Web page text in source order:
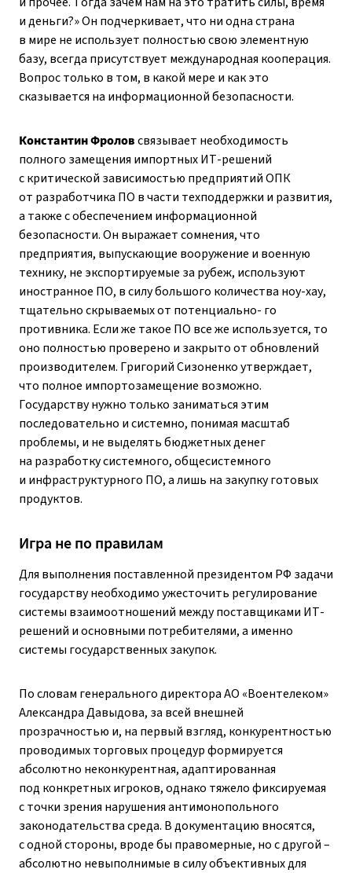
и деньги?» Он подчеркивает, что ни одна страна
в мире не использует полностью свою элементную
базу, всегда присутствует международная кооперация.
Вопрос только в том, в какой мере и как это
сказывается на информационной безопасности.
Константин Фроловсвязывает необходимость
полного замещения импортных ИТ-решений
с критической зависимостью предприятий ОПК
от разработчика ПО в части техподдержки и развития,
а также с обеспечением информационной
безопасности. Он выражает сомнения, что
предприятия, выпускающие вооружение и военную
технику, не экспортируемые за рубеж, используют
иностранное ПО, в силу большого количества ноу-хау,
тщательно скрываемых от потенциально- го
противника. Если же такое ПО все же используется, то
оно полностью проверено и закрыто от обновлений
производителем. Григорий Сизоненко утверждает,
что полное импортозамещение возможно.
Государству нужно только заниматься этим
последовательно и системно, понимая масштаб
проблемы, и не выделять бюджетных денег
на разработку системного, общесистемного
и инфраструктурного ПО, а лишь на закупку готовых
продуктов.
Игра не по правилам
Для выполнения поставленной президентом РФ задачи
государству необходимо ужесточить регулирование
системы взаимоотношений между поставщиками ИТ-
решений и основными потребителями, а именно
системы государственных закупок.
По словам генерального директора АО «Воентелеком»
Александра Давыдова, за всей внешней
прозрачностью и, на первый взгляд, конкурентностью
проводимых торговых процедур формируется
абсолютно неконкурентная, адаптированная
под конкретных игроков, однако тяжело фиксируемая
с точки зрения нарушения антимонопольного
законодательства среда. В документацию вносятся,
с одной стороны, вроде бы правомерные, но с другой – ​
абсолютно невыполнимые в силу объективных для